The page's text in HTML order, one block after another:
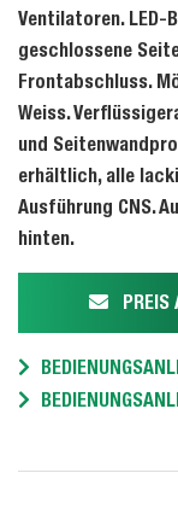
Ventilatoren. LED-
geschlossene
Frontabschluss.
Weiss.
und
erhältlich, alle
Ausführung CNS.
hinten.
PREIS